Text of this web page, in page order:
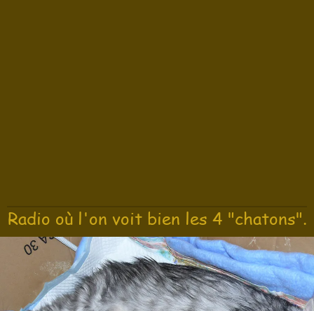
Radio où l'on voit bien les 4 "chatons".